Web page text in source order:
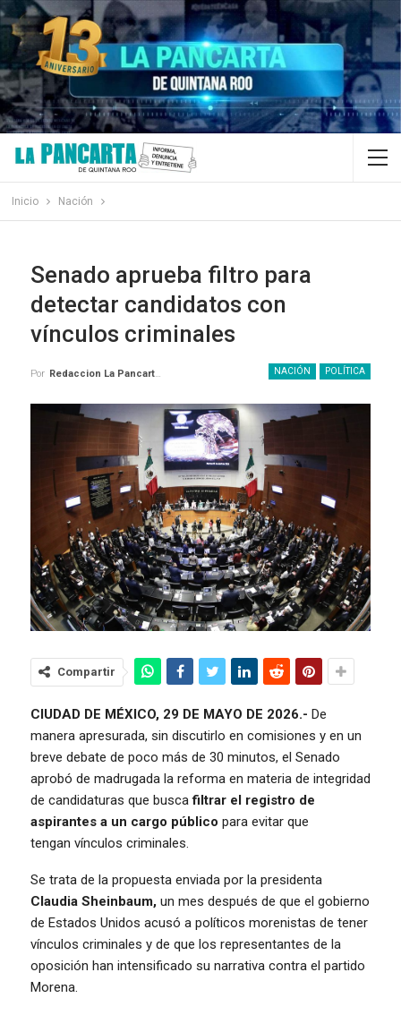
Inicio Nación
Senado aprueba filtro para
detectar candidatos con
vínculos criminales
NACIÓN POLÍTICA
Por Redaccion La Pancarta De Quintana Roo
Compartir
CIUDAD DE MÉXICO, 29 DE MAYO DE 2026.- De
manera apresurada, sin discutirlo en comisiones y en un
breve debate de poco más de 30 minutos, el Senado
aprobó de madrugada la reforma en materia de integridad
de candidaturas que buscafiltrar el registro de
aspirantes a un cargo público para evitar que
tengan vínculos criminales.
Se trata de la propuesta enviada por la presidenta
Claudia Sheinbaum, un mes después de que el gobierno
de Estados Unidos acusó a políticos morenistas de tener
vínculos criminales y de que los representantes de la
oposición han intensificado su narrativa contra el partido
Morena.